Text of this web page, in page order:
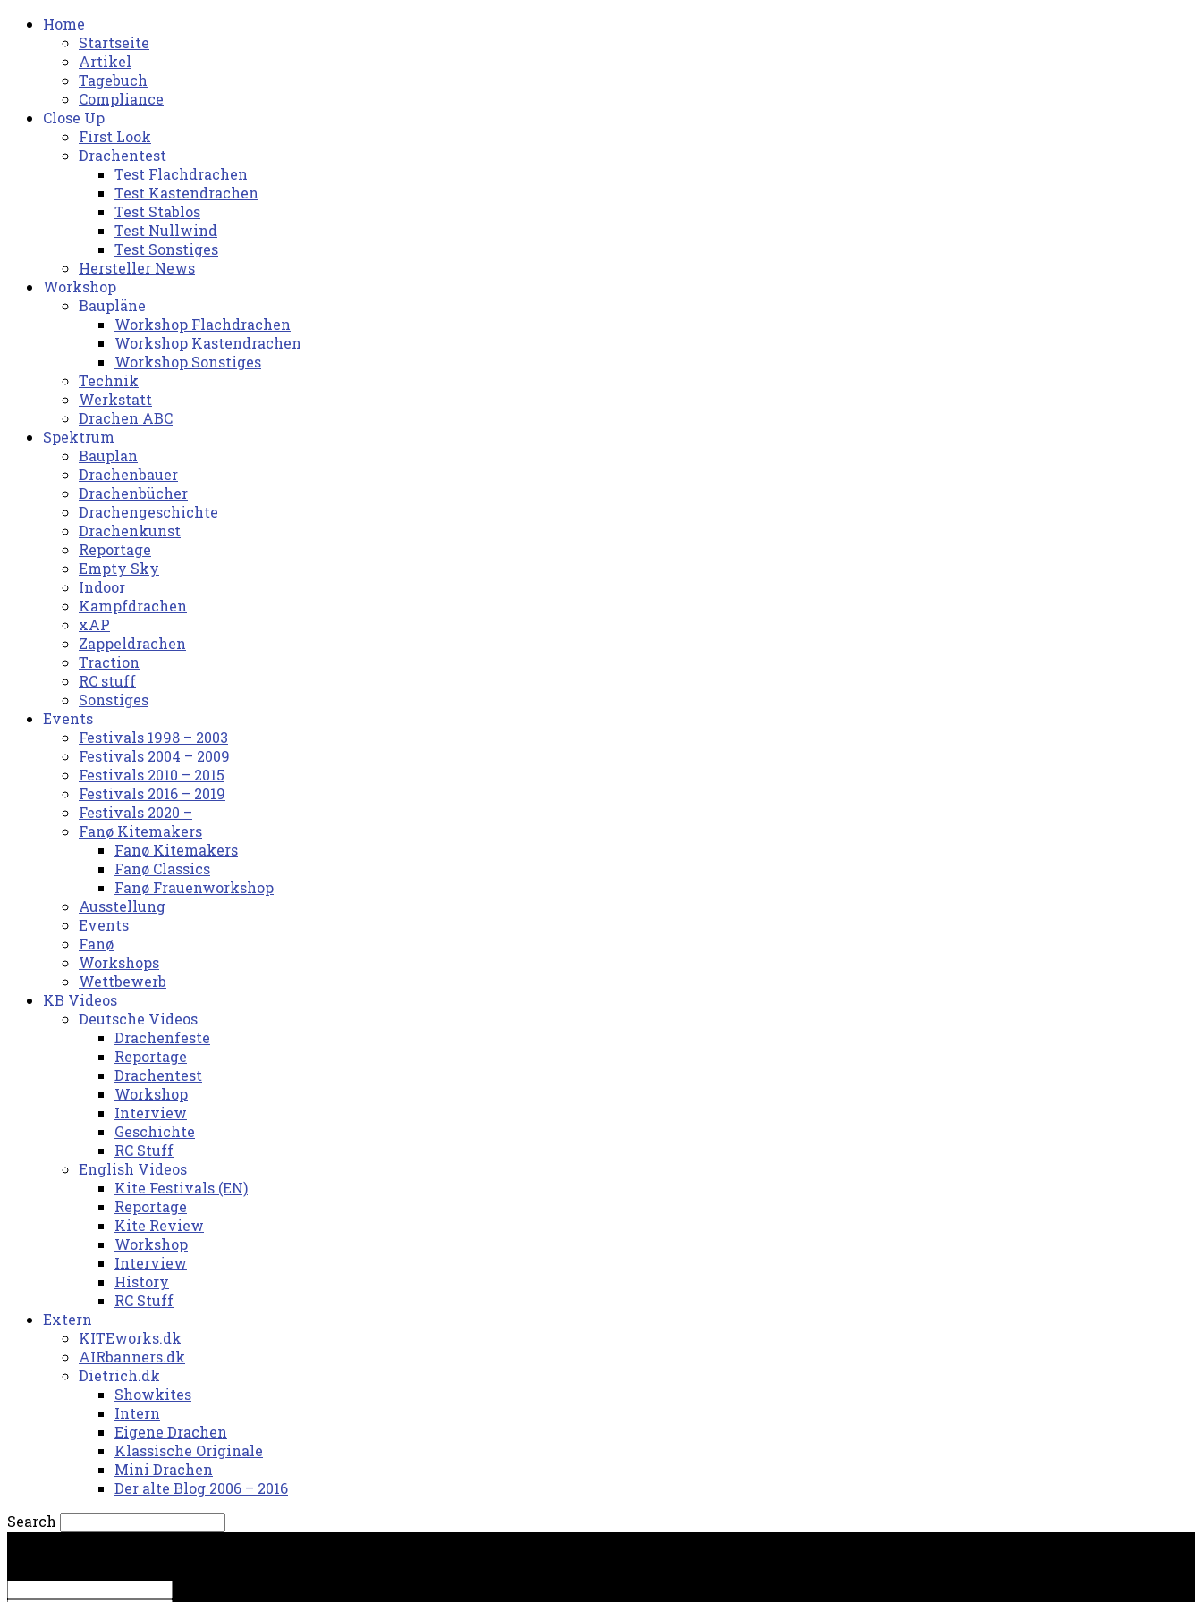
Home
Startseite
Artikel
Tagebuch
Compliance
Close Up
First Look
Drachentest
Test Flachdrachen
Test Kastendrachen
Test Stablos
Test Nullwind
Test Sonstiges
Hersteller News
Workshop
Baupläne
Workshop Flachdrachen
Workshop Kastendrachen
Workshop Sonstiges
Technik
Werkstatt
Drachen ABC
Spektrum
Bauplan
Drachenbauer
Drachenbücher
Drachengeschichte
Drachenkunst
Reportage
Empty Sky
Indoor
Kampfdrachen
xAP
Zappeldrachen
Traction
RC stuff
Sonstiges
Events
Festivals 1998 – 2003
Festivals 2004 – 2009
Festivals 2010 – 2015
Festivals 2016 – 2019
Festivals 2020 –
Fanø Kitemakers
Fanø Kitemakers
Fanø Classics
Fanø Frauenworkshop
Ausstellung
Events
Fanø
Workshops
Wettbewerb
KB Videos
Deutsche Videos
Drachenfeste
Reportage
Drachentest
Workshop
Interview
Geschichte
RC Stuff
English Videos
Kite Festivals (EN)
Reportage
Kite Review
Workshop
Interview
History
RC Stuff
Extern
KITEworks.dk
AIRbanners.dk
Dietrich.dk
Showkites
Intern
Eigene Drachen
Klassische Originale
Mini Drachen
Der alte Blog 2006 – 2016
Search